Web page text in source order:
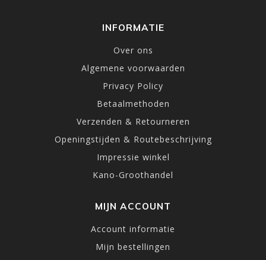
INFORMATIE
Over ons
Algemene voorwaarden
Privacy Policy
Betaalmethoden
Verzenden & Retourneren
Openingstijden & Routebeschrijving
Impressie winkel
Kano-Groothandel
MIJN ACCOUNT
Account informatie
Mijn bestellingen